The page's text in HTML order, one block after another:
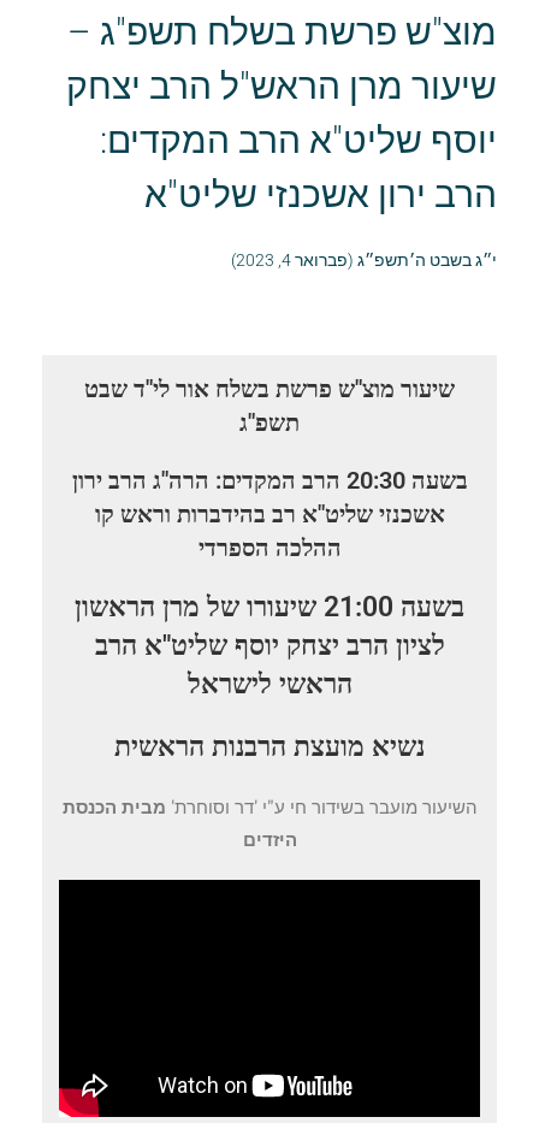
מוצ"ש פרשת בשלח תשפ"ג –
שיעור מרן הראש"ל הרב יצחק
יוסף שליט"א הרב המקדים:
הרב ירון אשכנזי שליט"א
י״ג בשבט ה׳תשפ״ג (פברואר 4, 2023)
שיעור מוצ"ש פרשת בשלח אור לי"ד שבט
תשפ"ג
בשעה 20:30 הרב המקדים: הרה"ג הרב ירון
אשכנזי שליט"א רב בהידברות וראש קו
ההלכה הספרדי
בשעה 21:00 שיעורו של מרן הראשון
לציון הרב יצחק יוסף שליט"א הרב
הראשי לישראל
נשיא מועצת הרבנות הראשית
השיעור מועבר בשידור חי ע"י 'דר וסוחרת' מבית הכנסת
היזדים